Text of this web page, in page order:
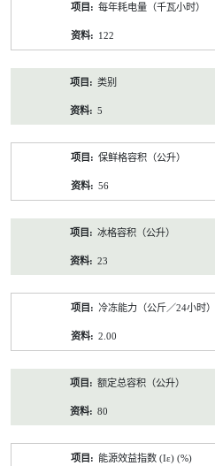
每年耗电量（千瓦小时）
122
类别
5
保鲜格容积（公升）
56
冰格容积（公升）
23
冷冻能力（公斤／24小时）
2.00
额定总容积（公升）
80
能源效益指数 (Iε) (%)